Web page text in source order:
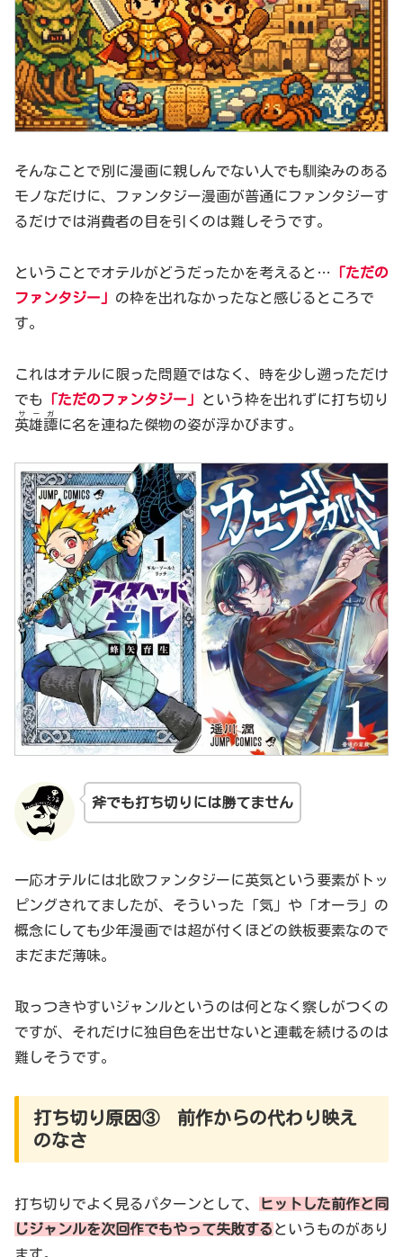
そんなことで別に漫画に親しんでない人でも馴染みのある
モノなだけに、ファンタジー漫画が普通にファンタジーす
るだけでは消費者の目を引くのは難しそうです。
ということでオテルがどうだったかを考えると…
「ただの
ファンタジー」 の枠を出れなかったなと感じるところで
す。
これはオテルに限った問題ではなく、時を少し遡っただけ
でも
「ただのファンタジー」
という枠を出れずに打ち切り
英雄譚
サーガ
に名を連ねた傑物の姿が浮かびます。
斧でも打ち切りには勝てません
一応オテルには北欧ファンタジーに英気という要素がトッ
ピングされてましたが、そういった「気」や「オーラ」の
概念にしても少年漫画では超が付くほどの鉄板要素なので
まだまだ薄味。
取っつきやすいジャンルというのは何となく察しがつくの
ですが、それだけに独自色を出せないと連載を続けるのは
難しそうです。
打ち切り原因③ 前作からの代わり映え
のなさ
打ち切りでよく見るパターンとして、
ヒットした前作と同
じジャンルを次回作でもやって失敗する というものがあり